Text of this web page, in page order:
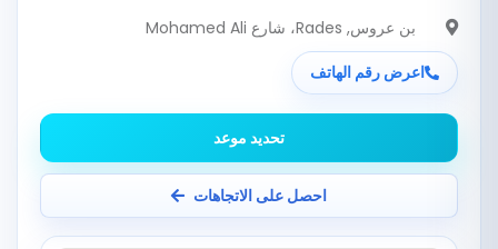
بن عروس, Rades، شارع Mohamed Ali
اعرض رقم الهاتف
تحديد موعد
احصل على الاتجاهات